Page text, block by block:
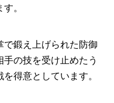
。
で鍛え上げられた防御
の技を受け止めたう
得意としています。